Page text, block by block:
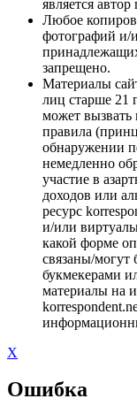
является
Любое
фотографий и/
запрещено.
Материалы
лиц старше 21
может вызвать
правила
обнаружении
немедленно
участие в
доходов или
ресурс
и/или
какой форме
связаны/могут
букмекерами
материалы на
X
Ошибка